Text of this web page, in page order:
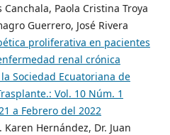
Paola Cristina Troya
Guerrero, José Rivera
proliferativa en pacientes
renal crónica
Sociedad Ecuatoriana de
Vol. 10 Núm. 1
a Febrero del 2022
Hernández, Dr. Juan